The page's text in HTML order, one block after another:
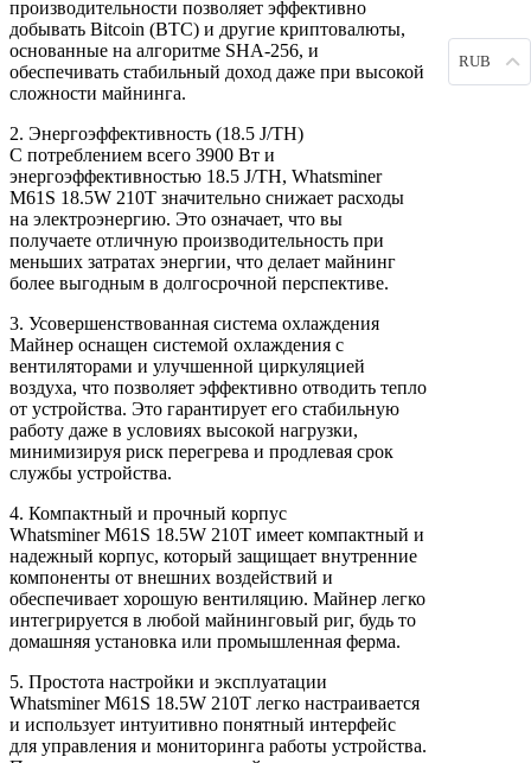
производительности позволяет эффективно
добывать Bitcoin (BTC) и другие криптовалюты,
основанные на алгоритме SHA-256, и
обеспечивать стабильный доход даже при высокой
сложности майнинга.
2. Энергоэффективность (18.5 J/TH)
С потреблением всего 3900 Вт и
энергоэффективностью 18.5 J/TH, Whatsminer
M61S 18.5W 210T значительно снижает расходы
на электроэнергию. Это означает, что вы
получаете отличную производительность при
меньших затратах энергии, что делает майнинг
более выгодным в долгосрочной перспективе.
3. Усовершенствованная система охлаждения
Майнер оснащен системой охлаждения с
вентиляторами и улучшенной циркуляцией
воздуха, что позволяет эффективно отводить тепло
от устройства. Это гарантирует его стабильную
работу даже в условиях высокой нагрузки,
минимизируя риск перегрева и продлевая срок
службы устройства.
4. Компактный и прочный корпус
Whatsminer M61S 18.5W 210T имеет компактный и
надежный корпус, который защищает внутренние
компоненты от внешних воздействий и
обеспечивает хорошую вентиляцию. Майнер легко
интегрируется в любой майнинговый риг, будь то
домашняя установка или промышленная ферма.
5. Простота настройки и эксплуатации
Whatsminer M61S 18.5W 210T легко настраивается
и использует интуитивно понятный интерфейс
для управления и мониторинга работы устройства.
RUB